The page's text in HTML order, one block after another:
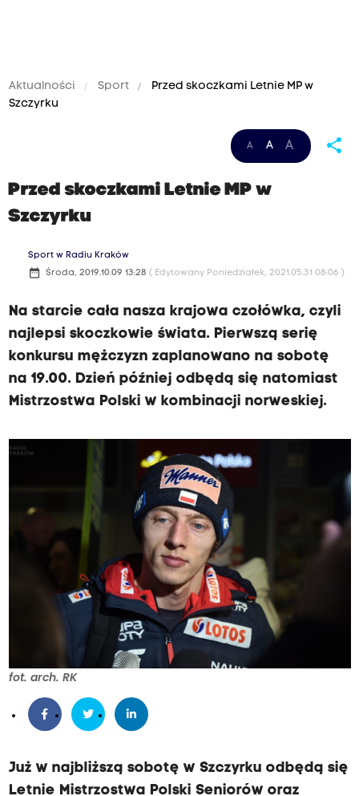
Aktualności Sport
Przed skoczkami Letnie MP w
Szczyrku
A A A share
Przed skoczkami Letnie MP w
Szczyrku
Sport w Radiu Kraków
date_range Środa, 2019.10.09 13:28 ( Edytowany Poniedziałek, 2021.05.31 08:06 )
Na starcie cała nasza krajowa czołówka, czyli
najlepsi skoczkowie świata. Pierwszą serię
konkursu mężczyzn zaplanowano na sobotę
na 19.00. Dzień później odbędą się natomiast
Mistrzostwa Polski w kombinacji norweskiej.
fot. arch. RK
Już w najbliższą sobotę w Szczyrku odbędą się
Letnie Mistrzostwa Polski Seniorów oraz